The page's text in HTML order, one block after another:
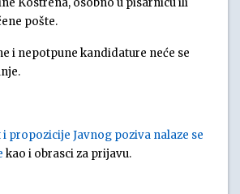
pošte.
i nepotpune kandidature neće se
propozicije Javnog poziva nalaze se
kao i obrasci za prijavu.